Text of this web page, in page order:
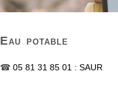
Eau potable
☎ 05 81 31 85 01 : SAUR